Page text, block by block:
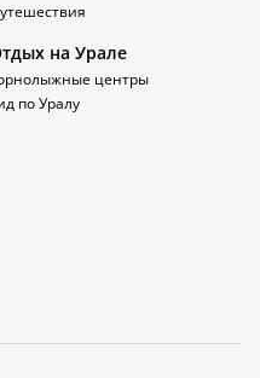
на Урале
центры
по Уралу